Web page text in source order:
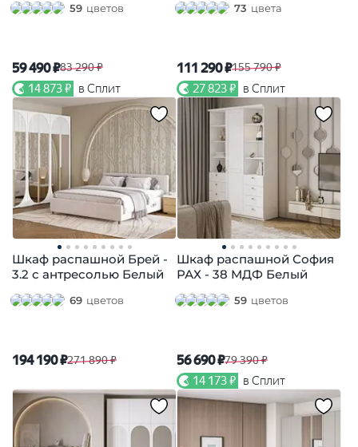
59 цветов
59 490 ₽83 290 ₽
14 873 ₽ в Сплит
73 цвета
111 290 ₽155 790 ₽
27 823 ₽ в Сплит
Шкаф распашной Брей -
3.2 с антресолью Белый
69 цветов
194 190 ₽271 890 ₽
Шкаф распашной София
РАХ - 38 МДФ Белый
59 цветов
56 690 ₽79 390 ₽
14 173 ₽ в Сплит